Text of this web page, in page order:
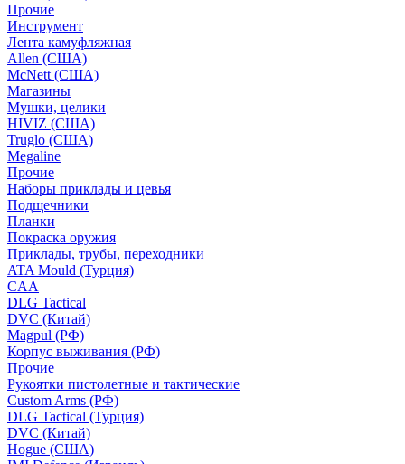
Прочие
Инструмент
Лента камуфляжная
Allen (США)
McNett (США)
Магазины
Мушки, целики
HIVIZ (США)
Truglo (США)
Megaline
Прочие
Наборы приклады и цевья
Подщечники
Планки
Покраска оружия
Приклады, трубы, переходники
ATA Mould (Турция)
CAA
DLG Tactical
DVC (Китай)
Magpul (РФ)
Корпус выживания (РФ)
Прочие
Рукоятки пистолетные и тактические
Custom Arms (РФ)
DLG Tactical (Турция)
DVC (Китай)
Hogue (США)